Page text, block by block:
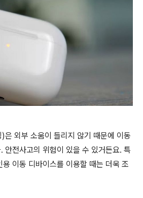
은 외부 소움이 들리지 않기 때문에 이동
안전사고의 위험이 있을 수 있거든요. 특
이동 디바이스를 이용할 때는 더욱 조